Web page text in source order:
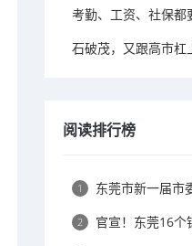
考勤、工资、社保都
石破茂，又跟高市杠
阅读排行榜
1 东莞市新一届市
2 官宣！东莞16个